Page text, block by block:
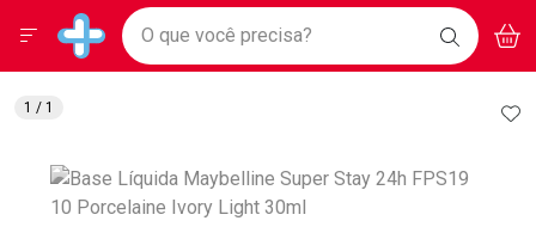
Drogarias Pacheco
Baixe nosso APP e aproveite Ofertas Exclusivas!
BAIXE
O APP
Ir direto para a home
pela página
Ir direto para o conteúdo
Ir direto para a busca
Ir direto para a conta
Ir direto para a notificações
Ir direto para o carrinho
Ir direto para o menu
Faça a sua busca
O que você precisa? BUSCAR
Menu
1 / 1